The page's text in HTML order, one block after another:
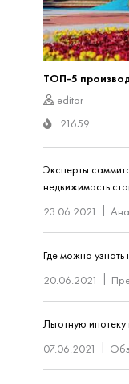
ТОП-5
editor
21659
Эксперты
недвижимость
23.06.2021
Где можно
20.06.2021
Льготную
07.06.2021